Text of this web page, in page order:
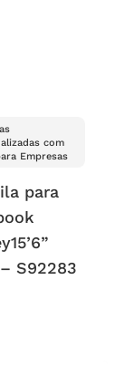
com
Empresas
para
S92283